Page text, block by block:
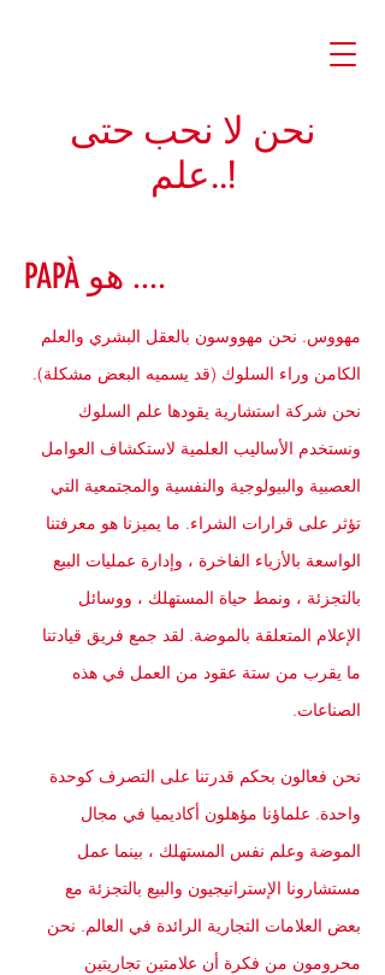
نحن لا نحب حتى
علم..!
PAPÀ هو ....
مهووس. نحن مهووسون بالعقل البشري والعلم
الكامن وراء السلوك (قد يسميه البعض مشكلة).
نحن شركة استشارية يقودها علم السلوك
ونستخدم الأساليب العلمية لاستكشاف العوامل
العصبية والبيولوجية والنفسية والمجتمعية التي
تؤثر على قرارات الشراء. ما يميزنا هو معرفتنا
الواسعة بالأزياء الفاخرة ، وإدارة عمليات البيع
بالتجزئة ، ونمط حياة المستهلك ، ووسائل
الإعلام المتعلقة بالموضة. لقد جمع فريق قيادتنا
ما يقرب من ستة عقود من العمل في هذه
الصناعات.
نحن فعالون بحكم قدرتنا على التصرف كوحدة
واحدة. علماؤنا مؤهلون أكاديميا في مجال
الموضة وعلم نفس المستهلك ، بينما عمل
مستشارونا الإستراتيجيون والبيع بالتجزئة مع
بعض العلامات التجارية الرائدة في العالم. نحن
محرومون من فكرة أن علامتين تجاريتين